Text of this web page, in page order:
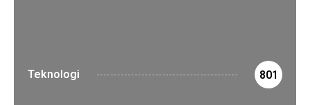
Teknologi 801